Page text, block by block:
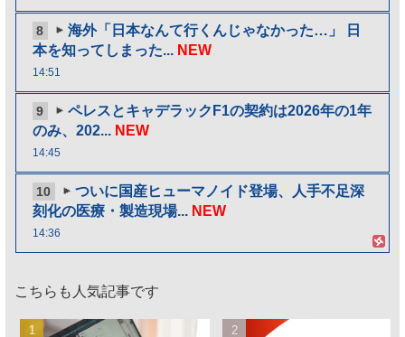
8
海外「日本なんて行くんじゃなかった…」 日
本を知ってしまった... NEW
14:51
9
ペレスとキャデラックF1の契約は2026年の1年
のみ、202... NEW
14:45
10
ついに国産ヒューマノイド登場、人手不足深
刻化の医療・製造現場... NEW
14:36
こちらも人気記事です